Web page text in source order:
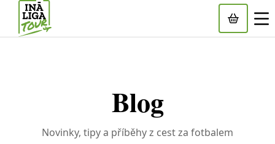
Blog
Novinky, tipy a příběhy z cest za fotbalem